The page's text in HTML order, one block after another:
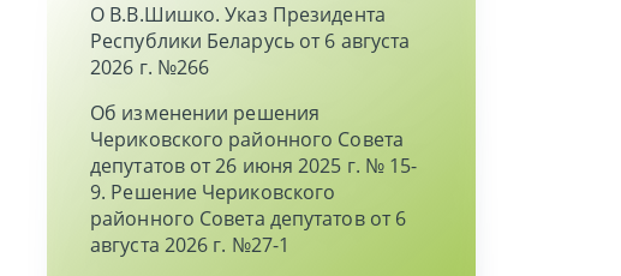
О В.В.Шишко. Указ Президента
Республики Беларусь от 6 августа
2026 г. №266
Об изменении решения
Чериковского районного Совета
депутатов от 26 июня 2025 г. № 15-
9. Решение Чериковского
районного Совета депутатов от 6
августа 2026 г. №27-1